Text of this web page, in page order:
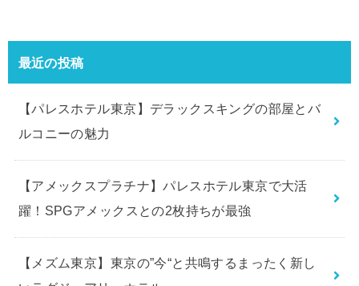
最近の投稿
【パレスホテル東京】デラックスキングの部屋とバ
ルコニーの魅力
【アメックスプラチナ】パレスホテル東京で大活
躍！SPGアメックスとの2枚持ちが最強
【メズム東京】東京の”今“と共鳴するまったく新し